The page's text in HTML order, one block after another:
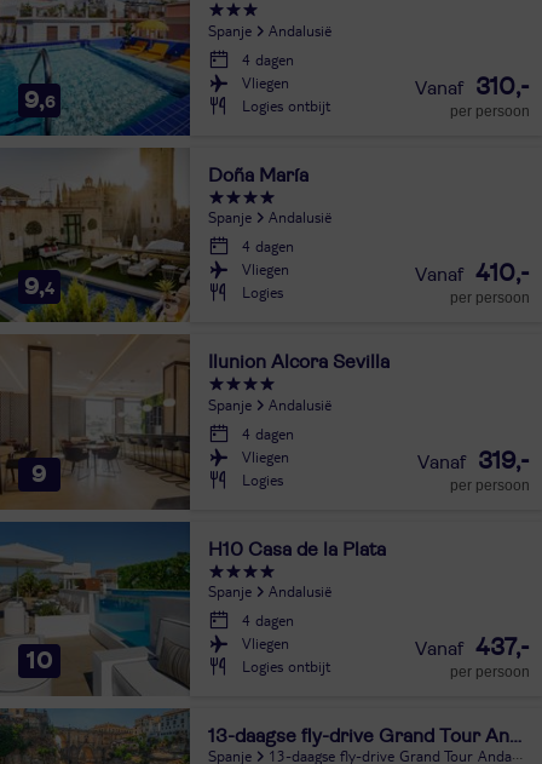
9,6
Spanje
Andalusië
4 dagen
Vliegen
Logies ontbijt
310,-
per persoon
9,4
Doña María
Spanje
Andalusië
4 dagen
Vliegen
Logies
410,-
per persoon
9
Ilunion Alcora Sevilla
Spanje
Andalusië
4 dagen
Vliegen
Logies
319,-
per persoon
10
H10 Casa de la Plata
Spanje
Andalusië
4 dagen
Vliegen
Logies ontbijt
437,-
per persoon
13-daagse fly-drive Grand Tour Andalusië
Spanje
13-daagse fly-drive Grand Tour Andalusië